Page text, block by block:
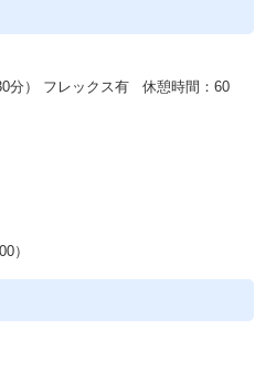
分） フレックス有 休憩時間：60
）